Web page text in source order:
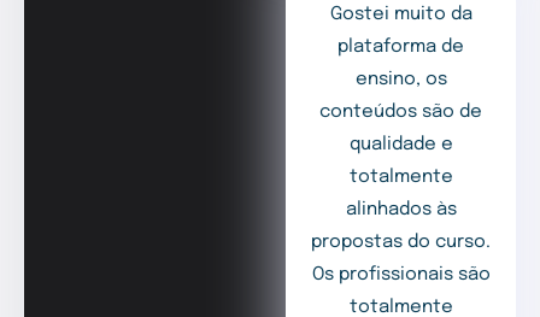
Gostei muito da
plataforma de
ensino, os
conteúdos são de
qualidade e
totalmente
alinhados às
propostas do curso.
Os profissionais são
totalmente